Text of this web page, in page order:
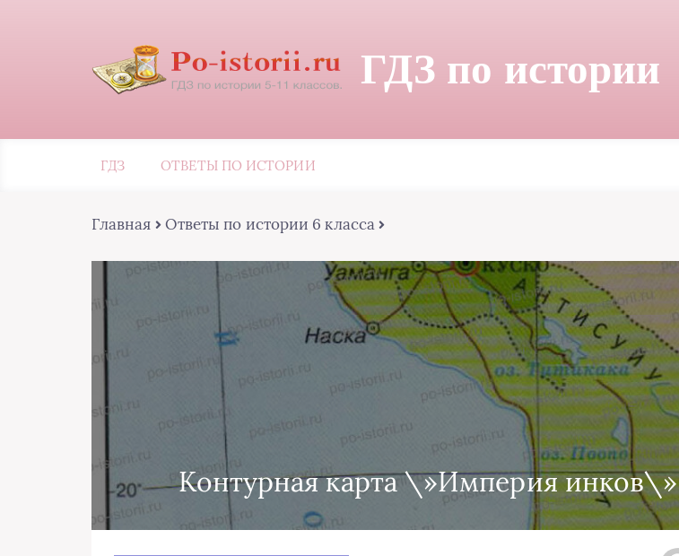
ГДЗ по истории
ГДЗ ОТВЕТЫ ПО ИСТОРИИ
Главная Ответы по истории 6 класса
Контурная карта \»Империя инков\»